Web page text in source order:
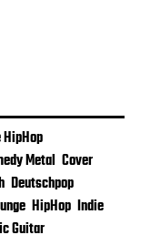
Metal Cover
Deutschpop
HipHop Indie
Guitar